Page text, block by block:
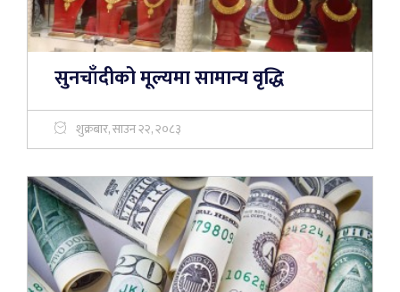
सुनचाँदीको मूल्यमा सामान्य वृद्धि
शुक्रबार, साउन २२, २०८३